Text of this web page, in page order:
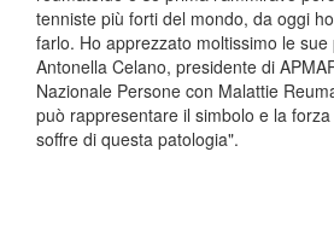
tenniste più forti del mondo, da oggi
farlo. Ho apprezzato moltissimo le
Antonella Celano, presidente di
Nazionale Persone con Malattie
può rappresentare il simbolo e la
soffre di questa patologia".